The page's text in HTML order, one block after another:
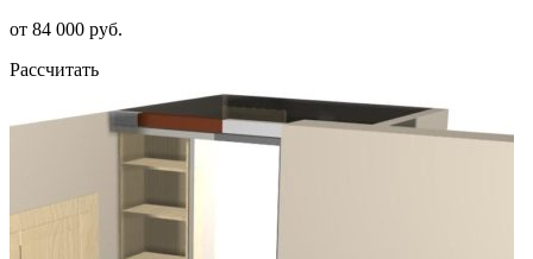
от 84 000 руб.
Рассчитать